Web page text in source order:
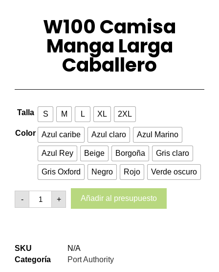
W100 Camisa
Manga Larga
Caballero
Talla S M L XL 2XL
Color Azul caribe Azul claro Azul Marino
Azul Rey Beige Borgoña Gris claro
Gris Oxford Negro Rojo Verde oscuro
- + Añadir al presupuesto
SKU
N/A
Categoría
Port Authority